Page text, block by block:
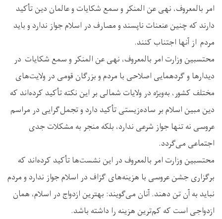
امر بالمعروف، نهی عن المنکر و سمع شکایات و عالمان دین تأکید
دارند که چنین عنعنات ناپسند و مصارف در اسلام جواز ندارد و باید
مردم از آنها اجتناب کنند.
محتسبین وزارت امر بالمعروف، نهی عن المنکر و سمع شکایات در
دیدارها و گردهمایی‌ اصلاحی با مردم و بزرگان قومی در ولایت‌های
مختلف کشور، به‌ویژه در ولایات شمالی بر این نکته تأکید کرده‌اند که
دین مبین اسلام بر ساده‌زیستی تأکید دارد و تجمل‌گرایی در مراسم
عروسی نه تنها جواز شرعی ندارد، بلکه منجر به مشکلات جدی
اجتماعی می‌گردد.
محتسبین وزارت امر بالمعروف در این نشست‌ها تأکید کرده‌اند که
برگزاری جشن عروسی با هزینه‌های گزاف در اسلام جواز ندارد و مردم
نباید به آن تن دهند. آنان می‌گویند: بهترین ازدواج در اسلام، همان
ازدواجی است که کم‌ترین هزینه را داشته باشد.